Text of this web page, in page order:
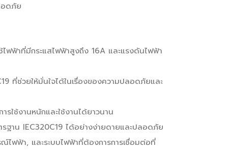
อดภัย
ไฟฟ้าที่มีกระแสไฟฟ้าสูงถึง 16A และแรงดันไฟฟ้า
ที่ช่วยให้มั่นใจได้ในเรื่องของความปลอดภัยและ
ช้งานหนักและใช้งานได้ยาวนาน
ฐาน IEC320C19 ได้อย่างง่ายดายและปลอดภัย
ไฟฟ้า, และระบบไฟฟ้าที่ต้องการการเชื่อมต่อที่